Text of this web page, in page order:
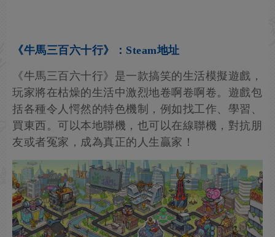
《牛馬三百六十行》：Steam地址
《牛馬三百六十行》是一款搞笑的生活模擬遊戲，
玩家將在枯燥的生活中激烈地卷啊卷啊卷。遊戲包
括各種令人愕然的特色機制，例如找工作、學習、
買東西。可以本地聯機，也可以在線聯機，對抗朋
友或者冤家，成為真正的人生贏家！